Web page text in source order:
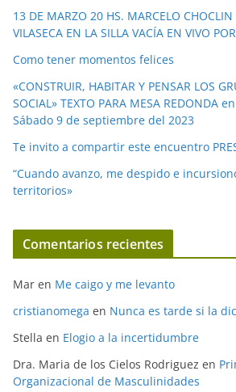
e
o
13 DE MARZO 20 HS. MARCELO
VILASECA EN LA SILLA VACÍA EN VIVO
Como tener momentos felices
«CONSTRUIR, HABITAR Y PENSAR LOS
SOCIAL» TEXTO PARA MESA REDONDA
Sábado 9 de septiembre del 2023
Te invito a compartir este encuentro
“Cuando avanzo, me despido e
territorios»
Comentarios recientes
Mar en Me caigo y me levanto
cristianomega en Nunca es tarde si la
Stella en Elogio a la incertidumbre
Dra. Maria de los Cielos Rodriguez en
Organizacional de Masculinidades